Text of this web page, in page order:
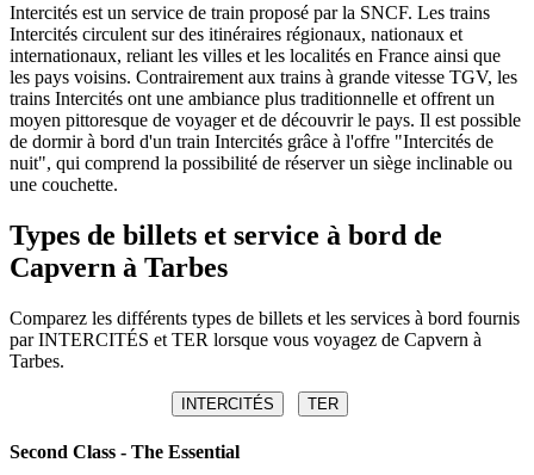
Intercités est un service de train proposé par la SNCF. Les trains
Intercités circulent sur des itinéraires régionaux, nationaux et
internationaux, reliant les villes et les localités en France ainsi que
les pays voisins. Contrairement aux trains à grande vitesse TGV, les
trains Intercités ont une ambiance plus traditionnelle et offrent un
moyen pittoresque de voyager et de découvrir le pays. Il est possible
de dormir à bord d'un train Intercités grâce à l'offre "Intercités de
nuit", qui comprend la possibilité de réserver un siège inclinable ou
une couchette.
Types de billets et service à bord de
Capvern à Tarbes
Comparez les différents types de billets et les services à bord fournis
par INTERCITÉS et TER lorsque vous voyagez de Capvern à
Tarbes.
INTERCITÉS TER
Second Class - The Essential